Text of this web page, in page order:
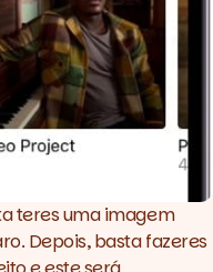
teres uma imagem
Depois, basta fazeres